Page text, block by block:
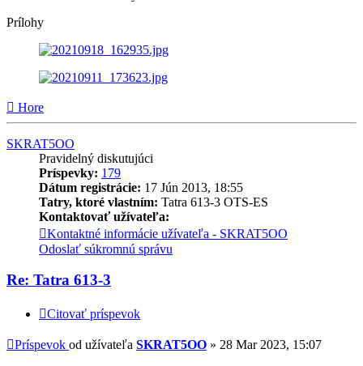
Prílohy
Hore
SKRAT5OO
Pravidelný diskutujúci
Príspevky: 179
Dátum registrácie: 17 Jún 2013, 18:55
Tatry, ktoré vlastním: Tatra 613-3 OTS-ES
Kontaktovať užívateľa:
Kontaktné informácie užívateľa - SKRAT5OO
Odoslať súkromnú správu
Re: Tatra 613-3
Citovať príspevok
Príspevok od užívateľa SKRAT5OO » 28 Mar 2023, 15:07